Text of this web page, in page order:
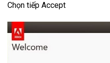
Chọn tiếp Accept